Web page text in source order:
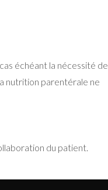
échéant la nécessité de
nutrition parentérale ne
du patient.